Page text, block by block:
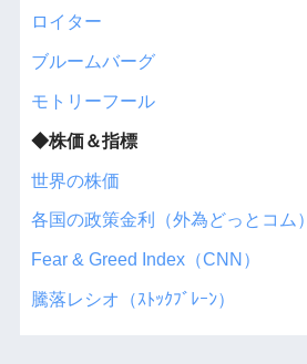
ロイター
ブルームバーグ
モトリーフール
◆株価＆指標
世界の株価
各国の政策金利（外為どっとコム）
Fear & Greed Index（CNN）
騰落レシオ（ｽﾄｯｸﾌﾞﾚｰﾝ）